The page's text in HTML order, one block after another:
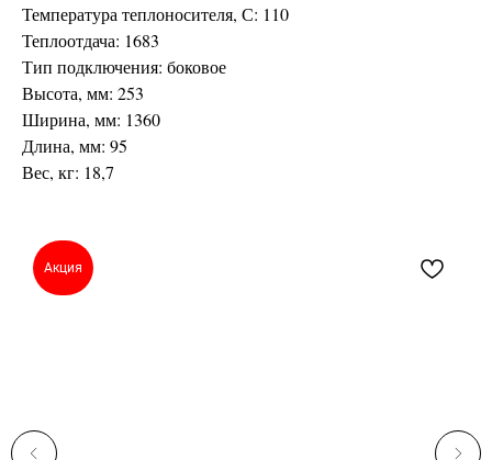
Температура теплоносителя, С: 110
Теплоотдача: 1683
Тип подключения: боковое
Высота, мм: 253
Ширина, мм: 1360
Длина, мм: 95
Вес, кг: 18,7
Акция